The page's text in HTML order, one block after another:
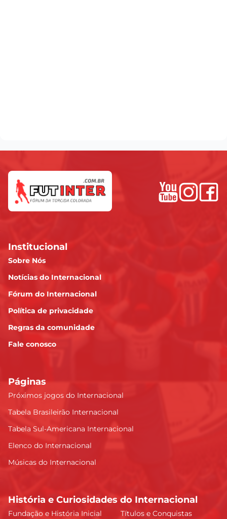
Institucional
Sobre Nós
Notícias do Internacional
Fórum do Internacional
Política de privacidade
Regras da comunidade
Fale conosco
Páginas
Próximos jogos do Internacional
Tabela Brasileirão Internacional
Tabela Sul-Americana Internacional
Elenco do Internacional
Músicas do Internacional
História e Curiosidades do Internacional
Fundação e História Inicial
Títulos e Conquistas